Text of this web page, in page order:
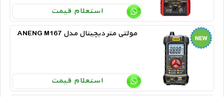
استعلام قیمت
ANENG M167 مولتی متر دیجیتال مدل
استعلام قیمت